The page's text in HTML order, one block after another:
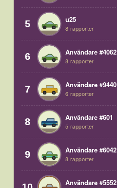
5 u25
8 rapporter
6 Användare #4062
8 rapporter
7 Användare #9440
6 rapporter
8 Användare #601
5 rapporter
9 Användare #6042
8 rapporter
Användare #5552